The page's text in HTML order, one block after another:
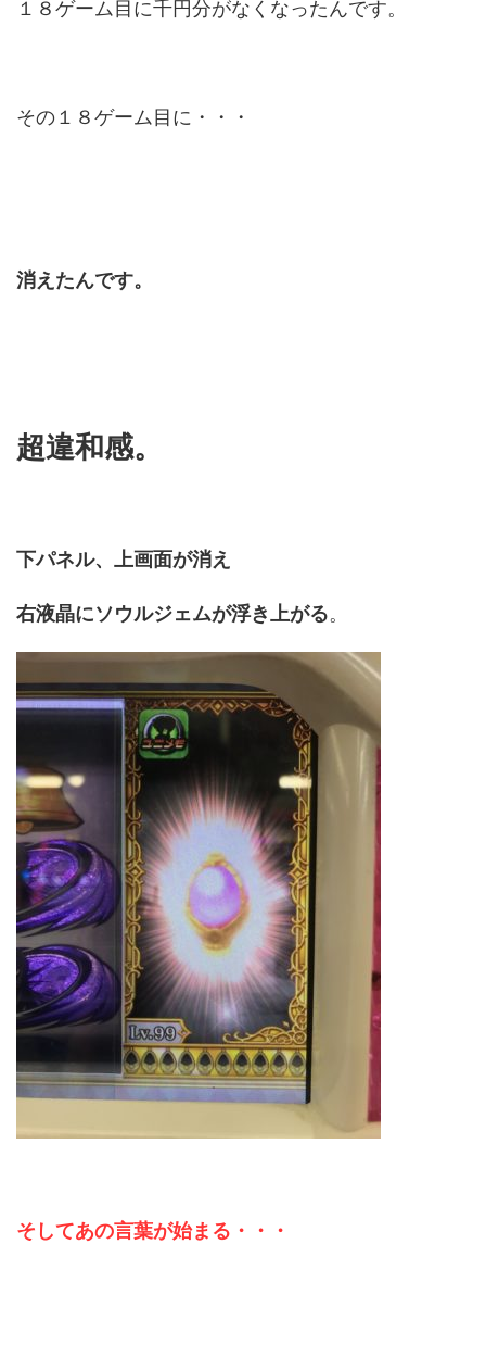
１８ゲーム目に千円分がなくなったんです。
その１８ゲーム目に・・・
消えたんです。
超違和感。
下パネル、上画面が消え
右液晶にソウルジェムが浮き上がる。
そしてあの言葉が始まる・・・